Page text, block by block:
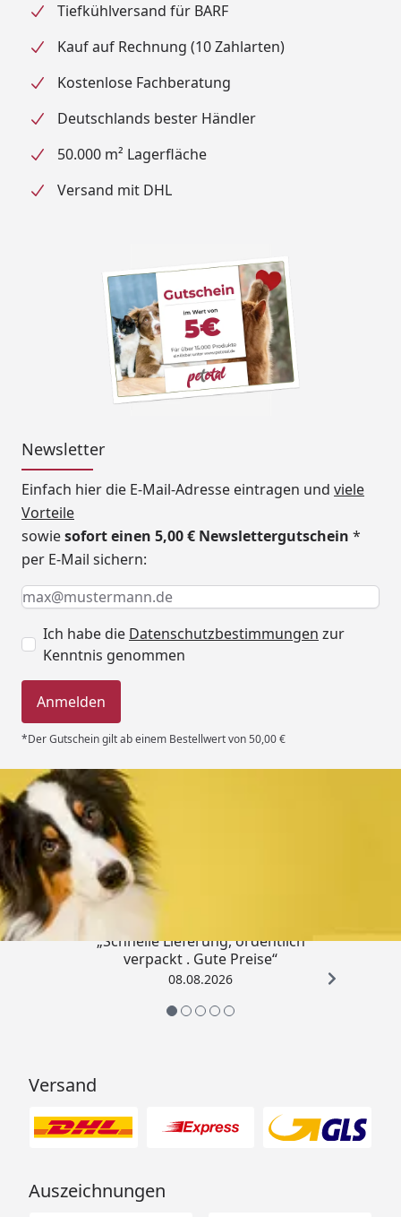
Tiefkühlversand für BARF
Kauf auf Rechnung (10 Zahlarten)
Kostenlose Fachberatung
Deutschlands bester Händler
50.000 m² Lagerfläche
Versand mit DHL
Newsletter
Einfach hier die E-Mail-Adresse eintragen und viele
Vorteile
sowiesofort einen 5,00 € Newslettergutschein *
per E-Mail sichern:
Keine Eingabe erforderlich
Eingabe erforderlich
E-Mail *
Ich habe die Datenschutzbestimmungen zur
Kenntnis genommen
Anmelden
*Der Gutschein gilt ab einem Bestellwert von 50,00 €
Trusted Shops
„Schnelle Lieferung, ordentlich
verpackt . Gute Preise“
08.08.2026
Versand
Auszeichnungen